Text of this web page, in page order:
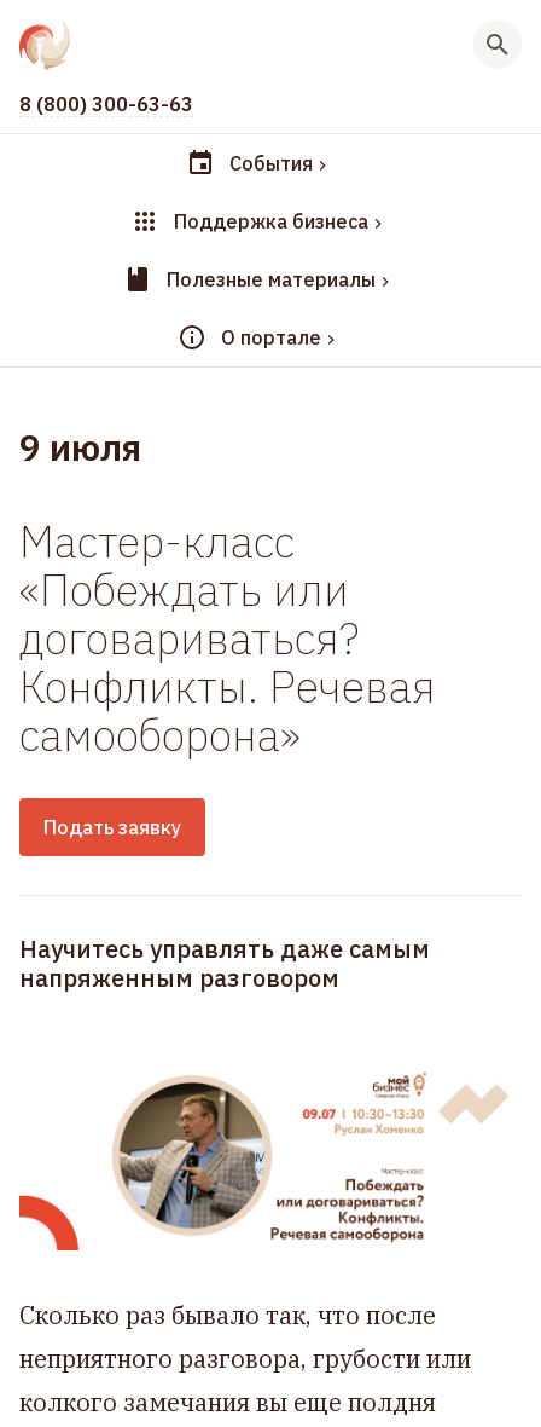
8 (800) 300-63-63
События
Поддержка бизнеса
Полезные материалы
О портале
9 июля
Мастер-класс
«Побеждать или
договариваться?
Конфликты. Речевая
самооборона»
Подать заявку
Научитесь управлять даже самым
напряженным разговором
Сколько раз бывало так, что после
неприятного разговора, грубости или
колкого замечания вы еще полдня